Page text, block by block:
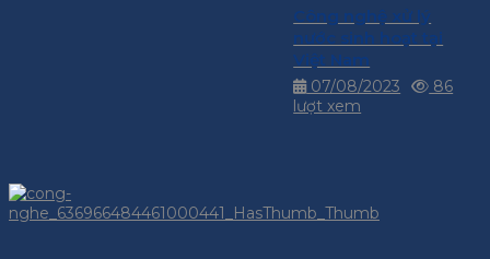
Công nghệ xử lý
nước sinh hoạt tại
Việt Nam
07/08/2023
86
lượt xem